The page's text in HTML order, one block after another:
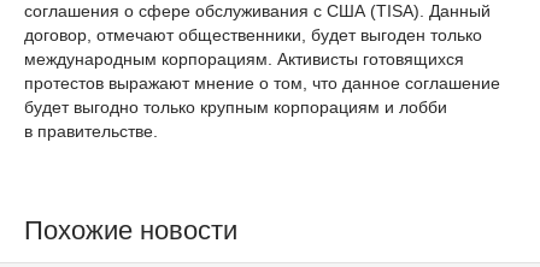
соглашения о сфере обслуживания с США (TISA). Данный
договор, отмечают общественники, будет выгоден только
международным корпорациям. Активисты готовящихся
протестов выражают мнение о том, что данное соглашение
будет выгодно только крупным корпорациям и лобби
в правительстве.
Похожие новости